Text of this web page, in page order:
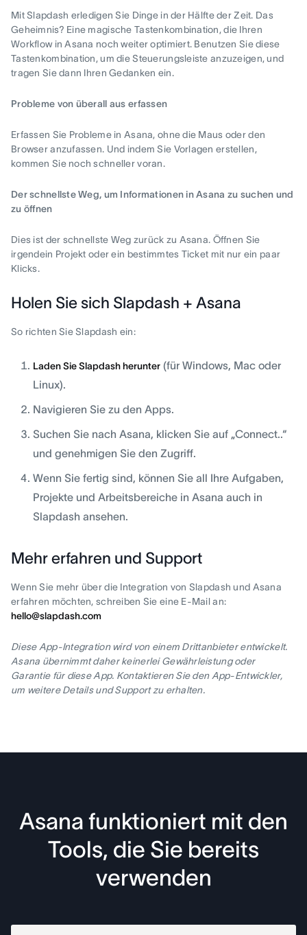
Mit Slapdash erledigen Sie Dinge in der Hälfte der Zeit. Das
Geheimnis? Eine magische Tastenkombination, die Ihren
Workflow in Asana noch weiter optimiert. Benutzen Sie diese
Tastenkombination, um die Steuerungsleiste anzuzeigen, und
tragen Sie dann Ihren Gedanken ein.
Probleme von überall aus erfassen
Erfassen Sie Probleme in Asana, ohne die Maus oder den
Browser anzufassen. Und indem Sie Vorlagen erstellen,
kommen Sie noch schneller voran.
Der schnellste Weg, um Informationen in Asana zu suchen und
zu öffnen
Dies ist der schnellste Weg zurück zu Asana. Öffnen Sie
irgendein Projekt oder ein bestimmtes Ticket mit nur ein paar
Klicks.
Holen Sie sich Slapdash + Asana
So richten Sie Slapdash ein:
Laden Sie Slapdash herunter (für Windows, Mac oder
Linux).
Navigieren Sie zu den Apps.
Suchen Sie nach Asana, klicken Sie auf „Connect..“
und genehmigen Sie den Zugriff.
Wenn Sie fertig sind, können Sie all Ihre Aufgaben,
Projekte und Arbeitsbereiche in Asana auch in
Slapdash ansehen.
Mehr erfahren und Support
Wenn Sie mehr über die Integration von Slapdash und Asana
erfahren möchten, schreiben Sie eine E-Mail an:
hello@slapdash.com
Diese App-Integration wird von einem Drittanbieter entwickelt.
Asana übernimmt daher keinerlei Gewährleistung oder
Garantie für diese App. Kontaktieren Sie den App-Entwickler,
um weitere Details und Support zu erhalten.
Asana funktioniert mit den
Tools, die Sie bereits
verwenden